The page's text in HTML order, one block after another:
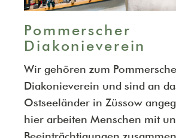
Pommerscher
Diakonieverein
Wir gehören zum
Diakonieverein und sind an
Ostseeländer in Züssow
hier arbeiten Menschen mit